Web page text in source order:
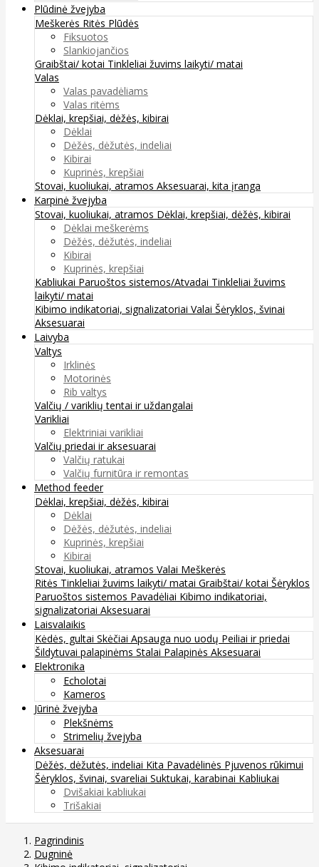
Plūdinė žvejyba
Meškerės Ritės Plūdės
Fiksuotos
Slankiojančios
Graibštai/ kotai Tinkleliai žuvims laikyti/ matai
Valas
Valas pavadėliams
Valas ritėms
Dėklai, krepšiai, dėžės, kibirai
Dėklai
Dėžės, dėžutės, indeliai
Kibirai
Kuprinės, krepšiai
Stovai, kuoliukai, atramos Aksesuarai, kita įranga
Karpinė žvejyba
Stovai, kuoliukai, atramos Dėklai, krepšiai, dėžės, kibirai
Dėklai meškerėms
Dėžės, dėžutės, indeliai
Kibirai
Kuprinės, krepšiai
Kabliukai Paruoštos sistemos/Atvadai Tinkleliai žuvims
laikyti/ matai
Kibimo indikatoriai, signalizatoriai Valai Šėryklos, švinai
Aksesuarai
Laivyba
Valtys
Irklinės
Motorinės
Rib valtys
Valčių / variklių tentai ir uždangalai
Varikliai
Elektriniai varikliai
Valčių priedai ir aksesuarai
Valčių ratukai
Valčių furnitūra ir remontas
Method feeder
Dėklai, krepšiai, dėžės, kibirai
Dėklai
Dėžės, dėžutės, indeliai
Kuprinės, krepšiai
Kibirai
Stovai, kuoliukai, atramos Valai Meškerės
Ritės Tinkleliai žuvims laikyti/ matai Graibštai/ kotai Šėryklos
Paruoštos sistemos Pavadėliai Kibimo indikatoriai,
signalizatoriai Aksesuarai
Laisvalaikis
Kėdės, gultai Skėčiai Apsauga nuo uodų Peiliai ir priedai
Šildytuvai palapinėms Stalai Palapinės Aksesuarai
Elektronika
Echolotai
Kameros
Jūrinė žvejyba
Plekšnėms
Strimelių žvejyba
Aksesuarai
Dėžės, dėžutės, indeliai Kita Pavadėlinės Pjuvenos rūkimui
Šėryklos, švinai, svareliai Suktukai, karabinai Kabliukai
Dvišakiai kabliukai
Trišakiai
Pagrindinis
Dugninė